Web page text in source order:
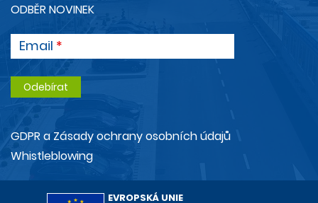
ODBĚR NOVINEK
Email
GDPR a Zásady ochrany osobních údajů
Whistleblowing
EVROPSKÁ UNIE